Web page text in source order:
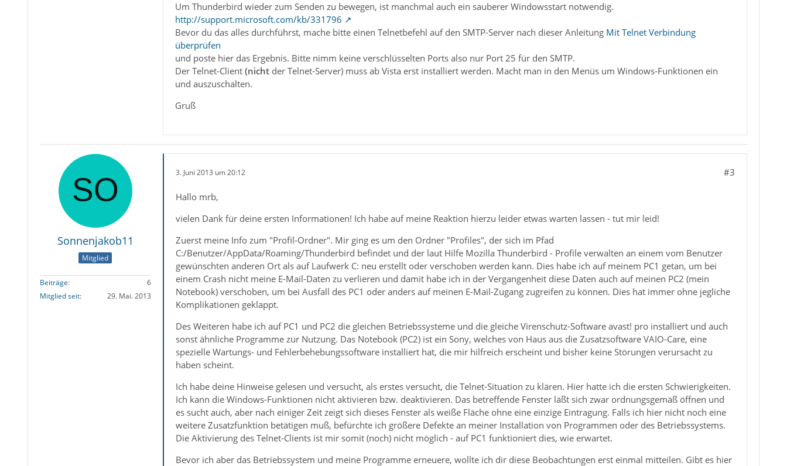
Um Thunderbird wieder zum Senden zu bewegen, ist manchmal auch ein sauberer Windowsstart notwendig.
http://support.microsoft.com/kb/331796
Bevor du das alles durchführst, mache bitte einen Telnetbefehl auf den SMTP-Server nach dieser Anleitung Mit Telnet Verbindung
überprüfen
und poste hier das Ergebnis. Bitte nimm keine verschlüsselten Ports also nur Port 25 für den SMTP.
Der Telnet-Client (nichtder Telnet-Server) muss ab Vista erst installiert werden. Macht man in den Menüs um Windows-Funktionen ein
und auszuschalten.
Gruß
Sonnenjakob11
Mitglied
Beiträge
6
Mitglied seit
29. Mai. 2013
3. Juni 2013 um 20:12 #3
Hallo mrb,
vielen Dank für deine ersten Informationen! Ich habe auf meine Reaktion hierzu leider etwas warten lassen - tut mir leid!
Zuerst meine Info zum "Profil-Ordner". Mir ging es um den Ordner "Profiles", der sich im Pfad
C:/Benutzer/AppData/Roaming/Thunderbird befindet und der laut Hilfe Mozilla Thunderbird - Profile verwalten an einem vom Benutzer
gewünschten anderen Ort als auf Laufwerk C: neu erstellt oder verschoben werden kann. Dies habe ich auf meinem PC1 getan, um bei
einem Crash nicht meine E-Mail-Daten zu verlieren und damit habe ich in der Vergangenheit diese Daten auch auf meinen PC2 (mein
Notebook) verschoben, um bei Ausfall des PC1 oder anders auf meinen E-Mail-Zugang zugreifen zu können. Dies hat immer ohne jegliche
Komplikationen geklappt.
Des Weiteren habe ich auf PC1 und PC2 die gleichen Betriebssysteme und die gleiche Virenschutz-Software avast! pro installiert und auch
sonst ähnliche Programme zur Nutzung. Das Notebook (PC2) ist ein Sony, welches von Haus aus die Zusatzsoftware VAIO-Care, eine
spezielle Wartungs- und Fehlerbehebungssoftware installiert hat, die mir hilfreich erscheint und bisher keine Störungen verursacht zu
haben scheint.
Ich habe deine Hinweise gelesen und versucht, als erstes versucht, die Telnet-Situation zu klären. Hier hatte ich die ersten Schwierigkeiten.
Ich kann die Windows-Funktionen nicht aktivieren bzw. deaktivieren. Das betreffende Fenster läßt sich zwar ordnungsgemäß öffnen und
es sucht auch, aber nach einiger Zeit zeigt sich dieses Fenster als weiße Fläche ohne eine einzige Eintragung. Falls ich hier nicht noch eine
weitere Zusatzfunktion betätigen muß, befürchte ich größere Defekte an meiner Installation von Programmen oder des Betriebssystems.
Die Aktivierung des Telnet-Clients ist mir somit (noch) nicht möglich - auf PC1 funktioniert dies, wie erwartet.
Bevor ich aber das Betriebssystem und meine Programme erneuere, wollte ich dir diese Beobachtungen erst einmal mitteilen. Gibt es hier